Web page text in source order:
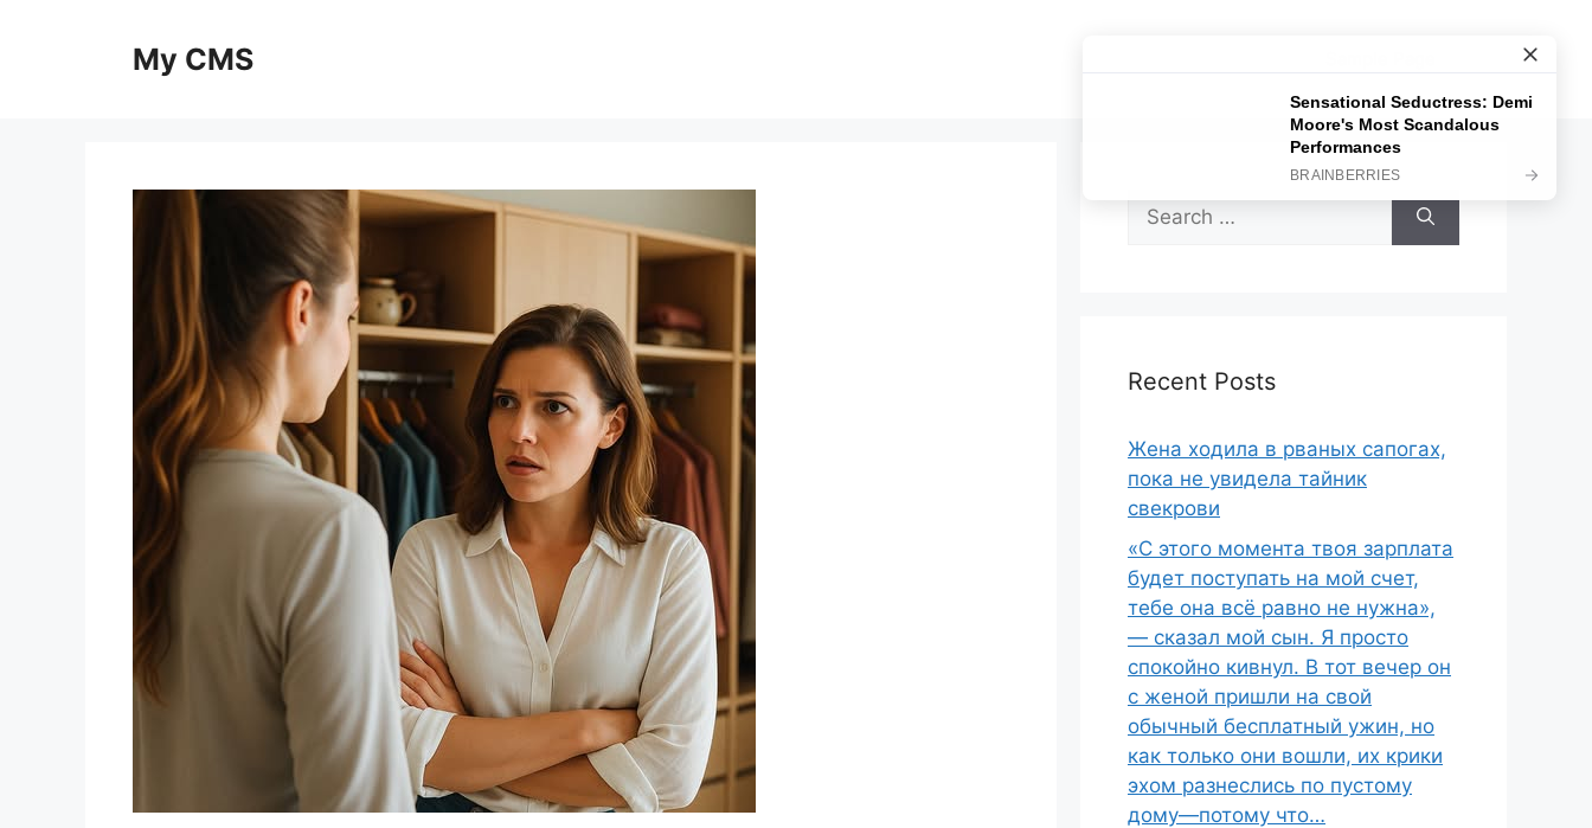
My CMS
Search
for:
Recent Posts
Жена ходила в рваных сапогах,
пока не увидела тайник
свекрови
«С этого момента твоя зарплата
будет поступать на мой счет,
тебе она всё равно не нужна»,
— сказал мой сын. Я просто
спокойно кивнул. В тот вечер он
с женой пришли на свой
обычный бесплатный ужин, но
как только они вошли, их крики
эхом разнеслись по пустому
дому—потому что…